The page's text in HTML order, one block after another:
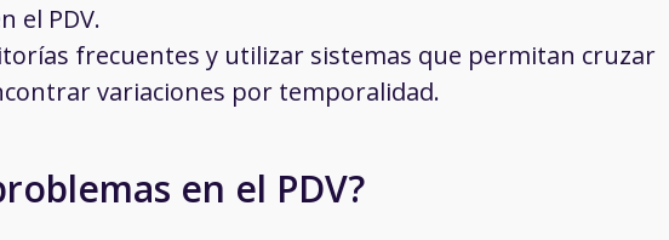
el PDV.
frecuentes y utilizar sistemas que permitan cruzar
variaciones por temporalidad.
en el PDV?